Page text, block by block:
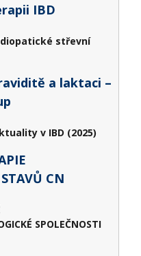
IBD
střevní
a laktaci –
v IBD (2025)
CN
SPOLEČNOSTI